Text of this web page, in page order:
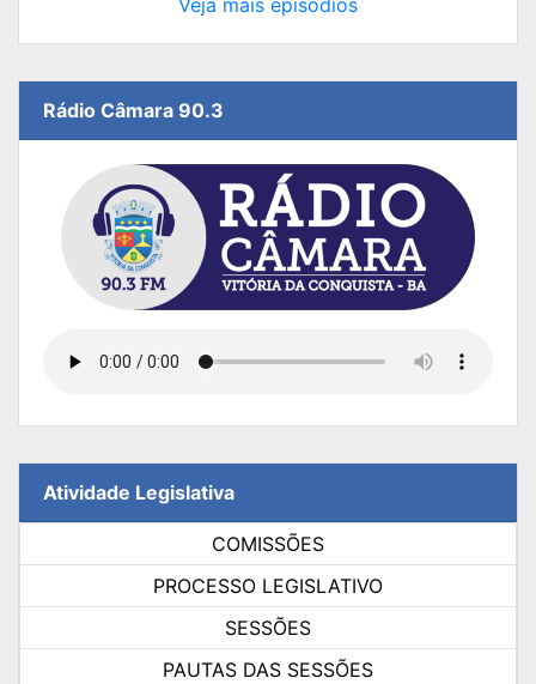
Veja mais episódios
Rádio Câmara 90.3
Atividade Legislativa
COMISSÕES
PROCESSO LEGISLATIVO
SESSÕES
PAUTAS DAS SESSÕES